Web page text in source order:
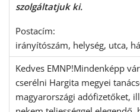
szolgáltatjuk ki.
Postacím:
irányítószám, helység, utca,
Kedves EMNP!Mindenképp
cserélni Hargita megyei
magyarországi adófizetőket,